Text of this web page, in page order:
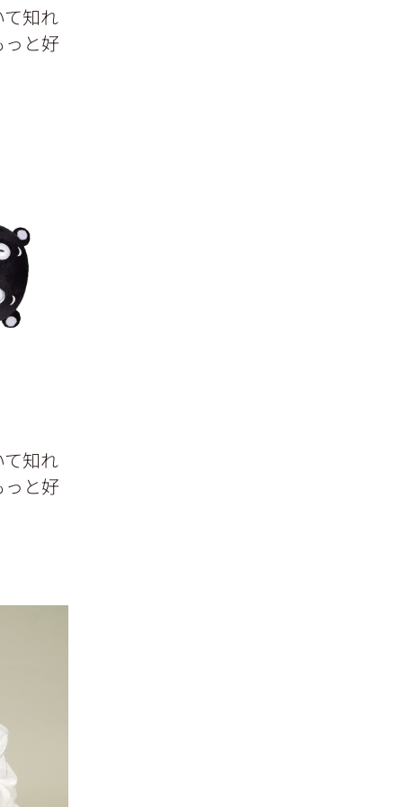
知れ
っと好
知れ
っと好